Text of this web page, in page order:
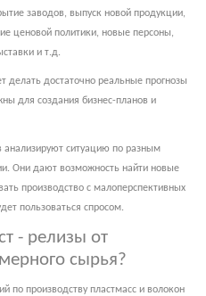
заводов, выпуск новой продукции,
ценовой политики, новые персоны,
и т.д.
делать достаточно реальные прогнозы
для создания бизнес-планов и
анализируют ситуацию по разным
Они дают возможность найти новые
производство с малоперспективных
пользоваться спросом.
- релизы от
сырья?
по производству пластмасс и волокон